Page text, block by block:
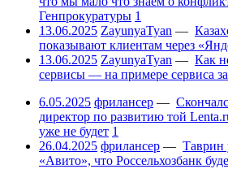
Генпрокуратуры 1
13.06.2025 ZayunyaTyan —
показывают клиентам через
13.06.2025 ZayunyaTyan — Как
сервисы — на примере сервиса
6.05.2025 фрилансер —
директор по развитию той
уже не будет 1
26.04.2025 фрилансер — Таврин
«Авито», что Россельхозбанк